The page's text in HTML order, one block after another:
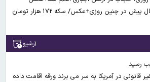
قیمت سکه و طلا ۲۰سال پیش در چنین روزی+عکس/ سکه ۱۷۲ هزار تومان
آرشیو
رسید
قانونی در آمریکا به سر می برند ورقه اقامت داده